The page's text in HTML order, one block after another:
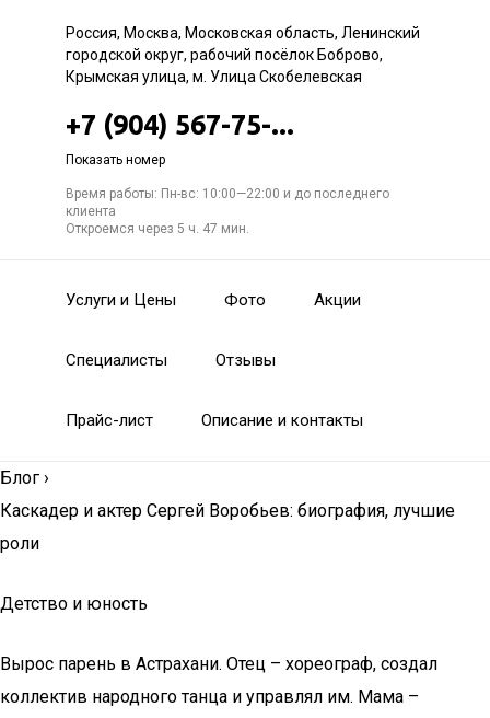
Россия, Москва, Московская область, Ленинский
городской округ, рабочий посёлок Боброво,
Крымская улица, м. Улица Скобелевская
+7 (904) 567-75-...
Показать номер
Время работы: Пн-вс: 10:00—22:00 и до последнего
клиента
Откроемся через 5 ч. 47 мин.
Услуги и Цены Фото Акции
Специалисты Отзывы
Прайс-лист Описание и контакты
Блог ›
Каскадер и актер Сергей Воробьев: биография, лучшие
роли
Детство и юность
Вырос парень в Астрахани. Отец – хореограф, создал
коллектив народного танца и управлял им. Мама –